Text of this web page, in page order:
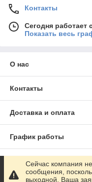
Контакты
Сегодня работает
Показать весь
О нас
Контакты
Доставка и оплата
График работы
Полная версия сайта
Сейчас компания
сообщения,
выходной. Ваша